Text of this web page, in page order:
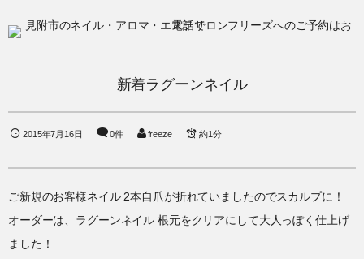
新着ラグーンネイル
2015年7月16日 0件 freeze 約1分
ご新規のお客様ネイル 2本自爪が折れていましたのでスカルプに！
オーダーは、ラグーンネイル 根元をクリアにして大人っぽく仕上げ
ました！